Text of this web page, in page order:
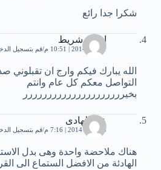
شكرا جدا رائع
ايهاب شريط
1 يناير، 2014 | 10:51 م قم بتسجيل
الله يبارك فيكم وارج ان تقبلوني
التواصل معكم كل عام وانتم
بخيررررررررررررررررررررر
عبد الهادى
23 يناير، 2014 | 7:16 م قم بتسجيل
هناك ملاحضة واحدة وهى بدل
الهادئة من الافضل الستماع الى